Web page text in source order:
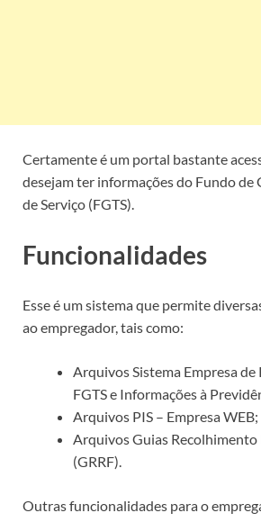
Certamente é um portal bastante
desejam ter informações do Fundo de
de Serviço (FGTS).
Funcionalidades
Esse é um sistema que permite
ao empregador, tais como:
Arquivos Sistema Empresa
FGTS e Informações à
Arquivos PIS – Empresa WEB;
Arquivos Guias Recolhimento
(GRRF).
Outras funcionalidades para o